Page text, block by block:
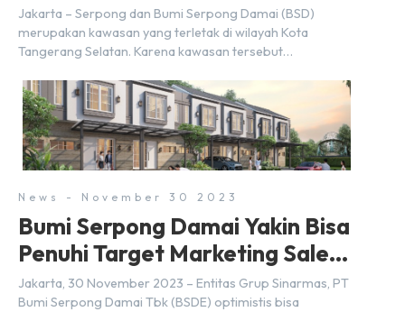
Jakarta – Serpong dan Bumi Serpong Damai (BSD)
merupakan kawasan yang terletak di wilayah Kota
Tangerang Selatan. Karena kawasan tersebut
kita yang mengira kedua wilayah ini merupakan tempat
yang sama. Padahal anggapan tersebut kurang tepat.
Sebab Serpong dan BSD merupakan dua kawasan yang
berbeda. Berikut penjelasannya. Baca Juga: […]
News - November 30 2023
Bumi Serpong Damai Yakin Bisa
Penuhi Target Marketing Sales
Tahun 2023
Jakarta, 30 November 2023 – Entitas Grup Sinarmas, PT
Bumi Serpong Damai Tbk (BSDE) optimistis bisa